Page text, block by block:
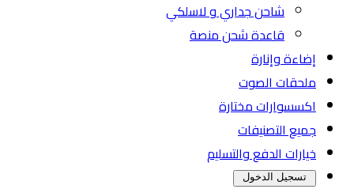
شاحن جداري و لاسلكي
قاعدة شحن منصة
إضاءة وإنارة
ملحقات الصوت
اكسسوارات مختارة
جميع التصنيفات
خيارات الدفع والتسليم
تسجيل الدخول